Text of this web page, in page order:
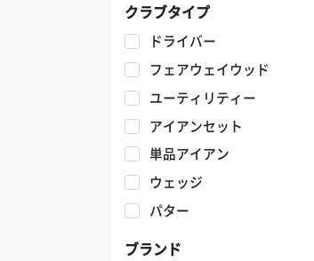
クラブタイプ
ドライバー
フェアウェイウッド
ユーティリティー
アイアンセット
単品アイアン
ウェッジ
パター
ブランド